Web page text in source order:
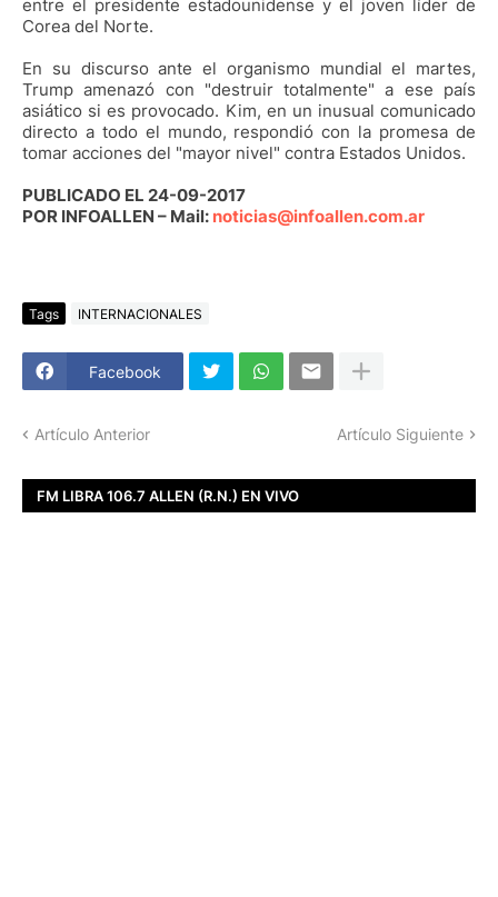
entre el presidente estadounidense y el joven líder de
Corea del Norte.
En su discurso ante el organismo mundial el martes,
Trump amenazó con "destruir totalmente" a ese país
asiático si es provocado. Kim, en un inusual comunicado
directo a todo el mundo, respondió con la promesa de
tomar acciones del "mayor nivel" contra Estados Unidos.
PUBLICADO EL 24-09-2017
POR INFOALLEN – Mail: noticias@infoallen.com.ar
Tags INTERNACIONALES
Facebook
Artículo Anterior Artículo Siguiente
FM LIBRA 106.7 ALLEN (R.N.) EN VIVO